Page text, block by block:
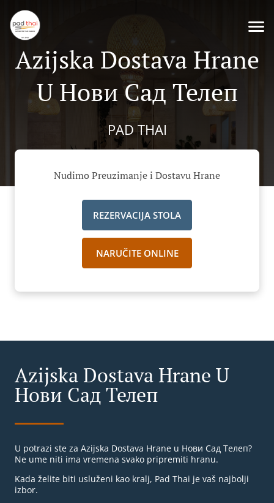
Azijska Dostava Hrane
U Нови Сад Телеп
PAD THAI
Nudimo Preuzimanje i Dostavu Hrane
REZERVACIJA STOLA
NARUČITE ONLINE
Azijska Dostava Hrane U
Нови Сад Телеп
U potrazi ste za Azijska Dostava Hrane u Нови Сад Телеп?
Ne ume niti ima vremena svako pripremiti hranu.
Kada želite biti usluženi kao kralj, Pad Thai je vaš najbolji
izbor.